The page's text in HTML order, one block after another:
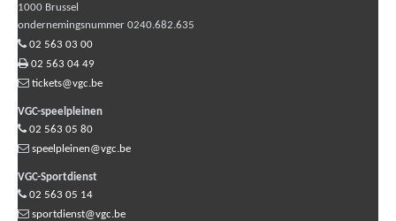
1000 Brussel
ondernemingsnummer 0240.682.635
02 563 03 00
02 563 04 49
tickets@vgc.be
VGC-speelpleinen
02 563 05 80
speelpleinen@vgc.be
VGC-Sportdienst
02 563 05 14
sportdienst@vgc.be